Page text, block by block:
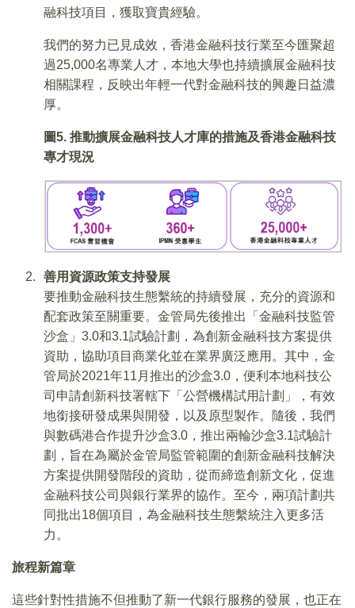
融科技項目，獲取寶貴經驗。
我們的努力已見成效，香港金融科技行業至今匯聚超
過25,000名專業人才，本地大學也持續擴展金融科技
相關課程，反映出年輕一代對金融科技的興趣日益濃
厚。
圖5. 推動擴展金融科技人才庫的措施及香港金融科技
專才現況
善用資源政策支持發展
要推動金融科技生態繫統的持續發展，充分的資源和
配套政策至關重要。金管局先後推出「金融科技監管
沙盒」3.0和3.1試驗計劃，為創新金融科技方案提供
資助，協助項目商業化並在業界廣泛應用。其中，金
管局於2021年11月推出的沙盒3.0，便利本地科技公
司申請創新科技署轄下「公營機構試用計劃」，有效
地銜接研發成果與開發，以及原型製作。隨後，我們
與數碼港合作提升沙盒3.0，推出兩輪沙盒3.1試驗計
劃，旨在為屬於金管局監管範圍的創新金融科技解決
方案提供開發階段的資助，從而締造創新文化，促進
金融科技公司與銀行業界的協作。至今，兩項計劃共
同批出18個項目，為金融科技生態繫統注入更多活
力。
旅程新篇章
這些針對性措施不但推動了新一代銀行服務的發展，也正在